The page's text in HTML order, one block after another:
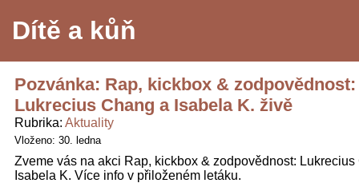
Dítě a kůň
Pozvánka: Rap, kickbox & zodpovědnost:
Lukrecius Chang a Isabela K. živě
Rubrika Aktuality
Vloženo: 30. ledna
Zveme vás na akci Rap, kickbox & zodpovědnost: Lukrecius
Isabela K. Více info v přiloženém letáku.